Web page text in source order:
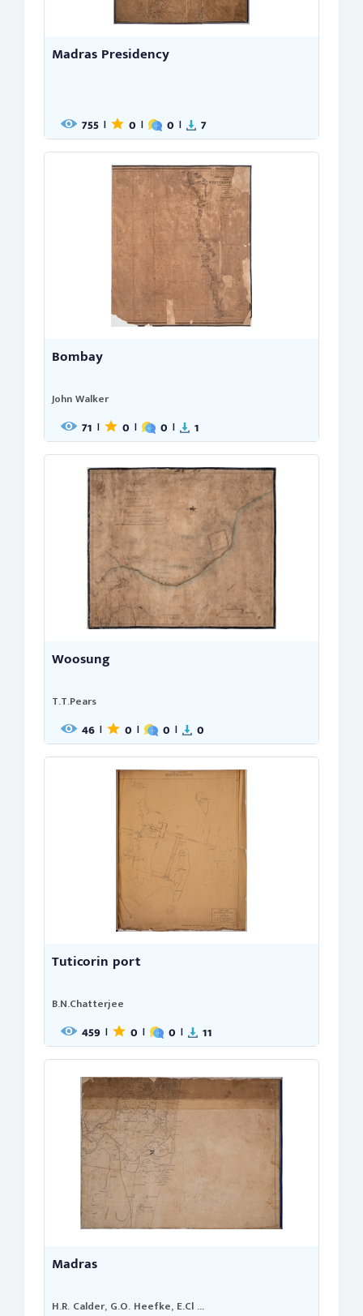
Madras Presidency
755 | 0 | 0 | 7
Bombay
John Walker
71 | 0 | 0 | 1
Woosung
T.T.Pears
46 | 0 | 0 | 0
Tuticorin port
B.N.Chatterjee
459 | 0 | 0 | 11
Madras
H.R. Calder, G.O. Heefke, E.Cl ...